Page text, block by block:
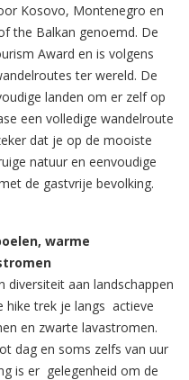
Kosovo, Montenegro en
the Balkan genoemd. De
Award en is volgens
ter wereld. De
landen om er zelf op
een volledige wandelroute
dat je op de mooiste
natuur en eenvoudige
de gastvrije bevolking.
warme
diversiteit aan landschappen
hike trek je langs actieve
en zwarte lavastromen.
dag en soms zelfs van uur
is er gelegenheid om de